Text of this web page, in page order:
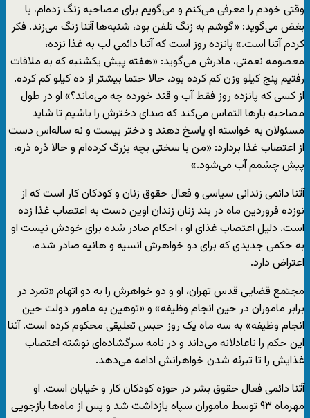
وقتی خودم را معرفی می‌کنم و می‌گویم برای مصاحبه زنگ زده‌ام، با
بغض می‌گوید: «گوشم به زنگ تلفن بود، شنبه‌ها آتنا زنگ می‌زند. فکر
کردم آتنا است.» پانزده روز است که آتنا دائمی لب به غذا نزده،
معصومه نعمتی، مادرش می‌گوید: «هفته پیش یکشنبه که به ملاقات
رفتیم پنج کیلو وزن کم کرده بود، حالا حتما بیشتر از ده کیلو کم کرده.
از کسی که پانزده روز فقط آب و قند خورده چه می‌ماند؟» او در طول
مصاحبه بارها التماس می‌کند که صدای دخترش را باشیم تا شاید
مسئولان به خواسته او پاسخ دهند و دختر بیست و نه ساله‌اس دست
از اعتصاب غذا بردارد: «من با سختی بچه بزرگ کرده‌ام و حالا ذره ذره،
پیش چشمم آب می‌شود.»
آتنا دائمی زندانی سیاسی و فعال حقوق زنان و کودکان کار است که از
نوزده فروردین ماه در بند زنان زندان اوین دست به اعتصاب غذا زده
است. دلیل اعتصاب غذای او ، احکام صادر شده برای خودش نیست او
به حکمی جدیدی که برای دو خواهرش انسیه و هانیه صادر شده،
اعتراض دارد.
مجتمع قضایی قدس تهران، او و دو خواهرش را به دو اتهام «تمرد در
برابر ماموران در حین انجام وظیفه» و «توهین به مامور دولت حین
انجام وظیفه» به سه ماه یک روز حبس تعلیقی محکوم کرده است. آتنا
این حکم را ناعادلانه می‌داند و در نامه سرگشاده‌ای نوشته اعتصاب
غذایش را تا تبرئه شدن خواهرانش ادامه می‌دهد.
آتنا دائمی فعال حقوق بشر در حوزه کودکان کار و خیابان است. او
مهرماه ۹۳ توسط ماموران سپاه بازداشت شد و پس از ماه‌ها بازجویی